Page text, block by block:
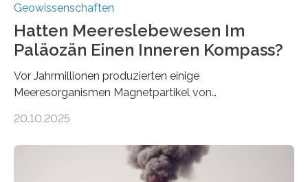
Geowissenschaften
Hatten Meereslebewesen Im
Paläozän Einen Inneren Kompass?
Vor Jahrmillionen produzierten einige
Meeresorganismen Magnetpartikel von
Sedimenten zu finden sind. Nun ist es einem
Domänen auf einem dieser „Riesenmagnetfossilien” mit
einer raffinierten Methode an der Diamond-
20.10.2025